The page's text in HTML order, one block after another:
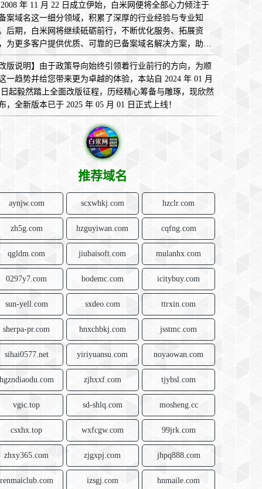
2008 年 11 月 22 日成立伊始，白米网便将全部心力倾注于
案域名这一细分领域，积累了深厚的行业经验与专业知
后期，白米网将继续砥砺前行，不断优化服务、拓展资
为更多客户提供优质、可靠的已备案域名解决方案，助您
联网的广袤天地中畅意翱翔，实现无限可能！
改版说明】由于政策导向始终引领着行业前行的方向，为顺
一趋势并给您带来更为卓越的体验，本站自 2024 年 01 月
起毅然踏上全面改版征程，历经精心筹备与雕琢，现欣然
，全新版本已于 2025 年 05 月 01 日正式上线！
推荐域名
aynjw.com scxwhkj.com hzclr.com
zh5g.com hzguyiwan.com cqfng.com
qgldm.com jiubaisoft.com mulanhx.com
0297y7.com bodemc.com icitybuy.com
sun-yell.com sxdeo.com ttrxin.com
sherpa-pr.com hnxchbkj.com jsstmc.com
sihai0577.net yiriyuansu.com noyaowan.com
hgzndiaodu.com zjhxxf.com tjybsl.com
vgic.top sd-shlq.com mosheng.cc
csxhx.top wxfcgw.com 99jrk.com
zhxy365.com zjgxpj.com jhpq888.com
renmaiclub.com izsgj.com hnmaile.com